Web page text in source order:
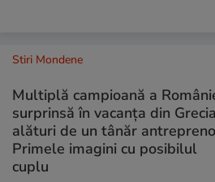
Stiri Mondene
Multiplă campioană a
surprinsă în vacanța din Grecia
alături de un tânăr
Primele imagini cu posibilul
cuplu